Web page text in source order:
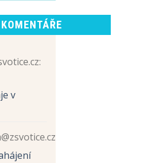
papíru
:
v